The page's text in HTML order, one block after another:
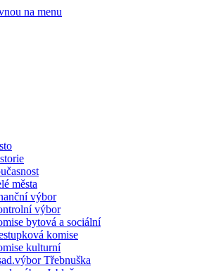
na menu
města
výbor
výbor
bytová a sociální
komise
kulturní
Třebnuška